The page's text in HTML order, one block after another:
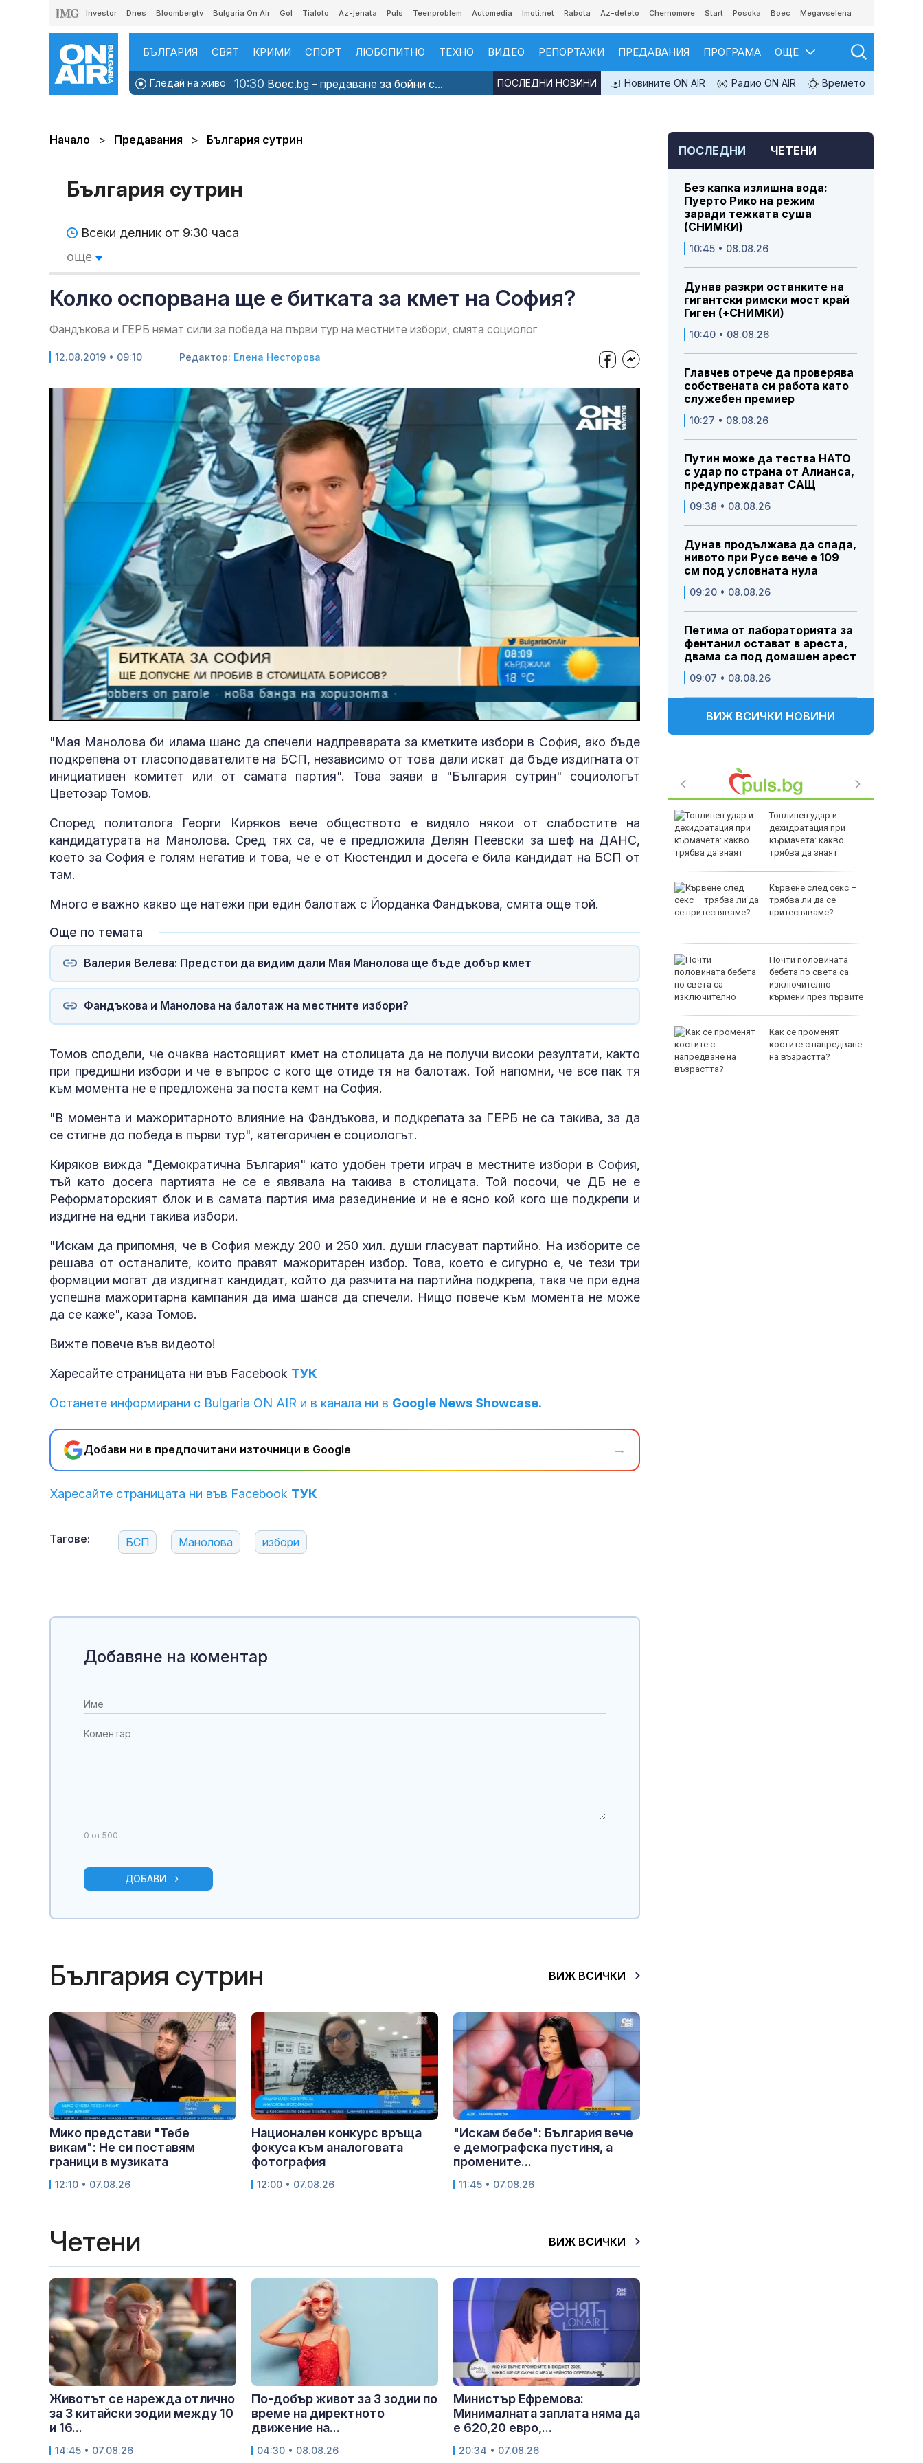
Investor Dnes Bloombergtv Bulgaria On Air Gol Tialoto Az-jenata Puls Teenproblem Automedia Imoti.net Rabota Az-deteto Chernomore Start Posoka Boec Megavselena
БЪЛГАРИЯ СВЯТ КРИМИ СПОРТ ЛЮБОПИТНО ТЕХНО ВИДЕО РЕПОРТАЖИ ПРЕДАВАНИЯ ПРОГРАМА ОЩЕ
Гледай на живо 10:30 Boec.bg – предаване за бойни с... Новините ON AIR Радио ON AIR Времето
ПОСЛЕДНИ НОВИНИ
Начало Предавания България сутрин
България сутрин
Всеки делник от 9:30 часа
още
Колко оспорвана ще е битката за кмет на София?
Фандъкова и ГЕРБ нямат сили за победа на първи тур на местните избори, смята социолог
12.08.2019 • 09:10 Редактор: Елена Несторова
Unmute
5.80%
"Мая Манолова би илама шанс да спечели надпреварата за кметките избори в София, ако бъде
подкрепена от гласоподавателите на БСП, независимо от това дали искат да бъде издигната от
инициативен комитет или от самата партия". Това заяви в "България сутрин" социологът
Цветозар Томов.
Според политолога Георги Киряков вече обществото е видяло някои от слабостите на
кандидатурата на Манолова. Сред тях са, че е предложила Делян Пеевски за шеф на ДАНС,
което за София е голям негатив и това, че е от Кюстендил и досега е била кандидат на БСП от
там.
Много е важно какво ще натежи при един балотаж с Йорданка Фандъкова, смята още той.
Още по темата
Валерия Велева: Предстои да видим дали Мая Манолова ще бъде добър кмет
Фандъкова и Манолова на балотаж на местните избори?
Томов сподели, че очаква настоящият кмет на столицата да не получи високи резултати, както
при предишни избори и че е въпрос с кого ще отиде тя на балотаж. Той напомни, че все пак тя
към момента не е предложена за поста кемт на София.
"В момента и мажоритарното влияние на Фандъкова, и подкрепата за ГЕРБ не са такива, за да
се стигне до победа в първи тур", категоричен е социологът.
Киряков вижда "Демократична България" като удобен трети играч в местните избори в София,
тъй като досега партията не се е явявала на такива в столицата. Той посочи, че ДБ не е
Реформаторският блок и в самата партия има разединение и не е ясно кой кого ще подкрепи и
издигне на едни такива избори.
"Искам да припомня, че в София между 200 и 250 хил. души гласуват партийно. На изборите се
решава от останалите, които правят мажоритарен избор. Това, което е сигурно е, че тези три
формации могат да издигнат кандидат, който да разчита на партийна подкрепа, така че при една
успешна мажоритарна кампания да има шанса да спечели. Нищо повече към момента не може
да се каже", каза Томов.
Вижте повече във видеото!
Харесайте страницата ни във Facebook ТУК
Останете информирани с Bulgaria ON AIR и в канала ни в Google News Showcase.
Добави ни в предпочитани източници в Google →
Харесайте страницата ни във Facebook ТУК
Тагове: БСП Манолова избори
ПОСЛЕДНИ ЧЕТЕНИ
Без капка излишна вода:
Пуерто Рико на режим
заради тежката суша
(СНИМКИ)
10:45 • 08.08.26
Дунав разкри останките на
гигантски римски мост край
Гиген (+СНИМКИ)
10:40 • 08.08.26
Главчев отрече да проверява
собствената си работа като
служебен премиер
10:27 • 08.08.26
Путин може да тества НАТО
с удар по страна от Алианса,
предупреждават САЩ
09:38 • 08.08.26
Дунав продължава да спада,
нивото при Русе вече е 109
см под условната нула
09:20 • 08.08.26
Петима от лабораторията за
фентанил остават в ареста,
двама са под домашен арест
09:07 • 08.08.26
ВИЖ ВСИЧКИ НОВИНИ
трима души, сред тях
дете, в покрайнините
на Киев
Вносът на слънчоглед
от Украйна ще се
острова на Халкидики
при Русе стигна минус
109 см
Топлинен удар и
дехидратация при
кърмачета: какво
трябва да знаят
Кървене след секс –
трябва ли да се
притесняваме?
Почти половината
бебета по света са
изключително
кърмени през първите
Как се променят
костите с напредване
на възрастта?
Добавяне на коментар
0 от 500
ДОБАВИ
България сутрин ВИЖ ВСИЧКИ
Мико представи "Тебе
викам": Не си поставям
граници в музиката
12:10 • 07.08.26
Национален конкурс връща
фокуса към аналоговата
фотография
12:00 • 07.08.26
"Искам бебе": България вече
е демографска пустиня, а
промените...
11:45 • 07.08.26
Четени ВИЖ ВСИЧКИ
Животът се нарежда отлично
за 3 китайски зодии между 10
и 16...
14:45 • 07.08.26
По-добър живот за 3 зодии по
време на директното
движение на...
04:30 • 08.08.26
Министър Ефремова:
Минималната заплата няма да
е 620,20 евро,...
20:34 • 07.08.26